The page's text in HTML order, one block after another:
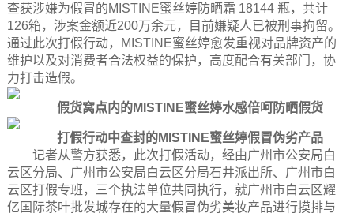
查获涉嫌为假冒的MISTINE蜜丝婷防晒霜 18144 瓶，共计
126箱，涉案金额近200万余元，目前嫌疑人已被刑事拘留。
通过此次打假行动，MISTINE蜜丝婷愈发重视对品牌资产的
维护以及对消费者合法权益的保护，高度配合有关部门，协
力打击造假。
假货窝点内的MISTINE蜜丝婷水感倍呵防晒假货
打假行动中查封的MISTINE蜜丝婷假冒伪劣产品
记者从警方获悉，此次打假活动，经由广州市公安局白
云区分局、广州市公安局白云区分局石井派出所、广州市白
云区打假专班，三个执法单位共同执行，就广州市白云区耀
亿国际茶叶批发城存在的大量假冒伪劣美妆产品进行摸排与